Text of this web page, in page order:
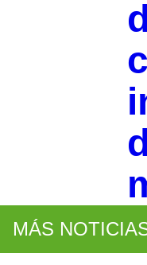
MÁS